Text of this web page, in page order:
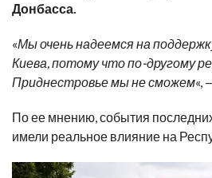
Донбасса.
«Мы очень надеемся на
Киева, потому что по-другому
Приднестровье мы не сможем«,
По ее мнению, события
имели реальное влияние на